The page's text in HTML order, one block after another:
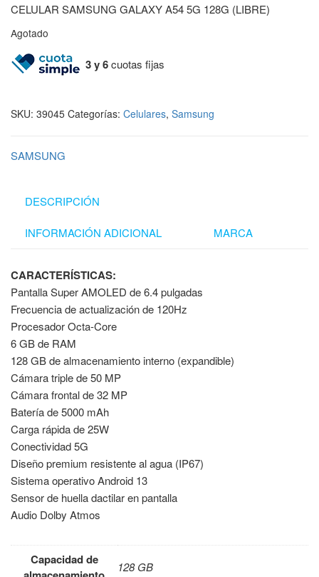
CELULAR SAMSUNG GALAXY A54 5G 128G (LIBRE)
Agotado
3 y 6cuotas fijas
SKU: 39045 Categorías: Celulares, Samsung
SAMSUNG
DESCRIPCIÓN
INFORMACIÓN ADICIONAL MARCA
CARACTERÍSTICAS:
Pantalla Super AMOLED de 6.4 pulgadas
Frecuencia de actualización de 120Hz
Procesador Octa-Core
6 GB de RAM
128 GB de almacenamiento interno (expandible)
Cámara triple de 50 MP
Cámara frontal de 32 MP
Batería de 5000 mAh
Carga rápida de 25W
Conectividad 5G
Diseño premium resistente al agua (IP67)
Sistema operativo Android 13
Sensor de huella dactilar en pantalla
Audio Dolby Atmos
Capacidad de
128 GB